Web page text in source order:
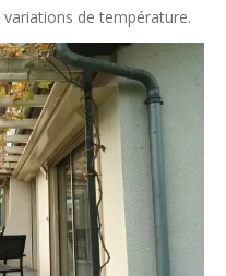
de température.